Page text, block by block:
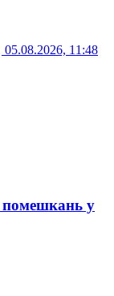
05.08.2026, 11:48
помешкань у